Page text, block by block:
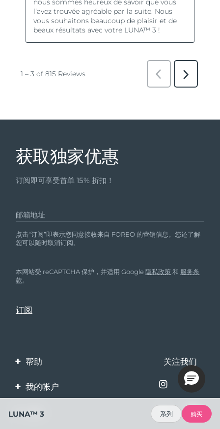
获取独家优惠
订阅即可享受首单 15% 折扣！
邮箱地址
点击“订阅”即表示您同意接收来自 FOREO 的营销信息。您还了解
您可以随时取消订阅。
本网站受 reCAPTCHA 保护，并适用 Google隐私政策 和 服务条
款。
帮助
联系我们
订单与运输
保修与退换货
关注我们
我的帐户
企业
LUNA™ 3 系列 购买